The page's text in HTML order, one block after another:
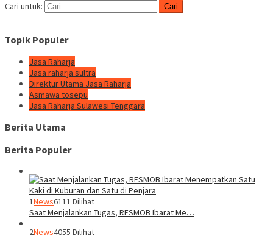
Cari untuk:
Topik Populer
Jasa Raharja
Jasa raharja sultra
Direktur Utama Jasa Raharja
Asmawa tosepu
Jasa Raharja Sulawesi Tenggara
Berita Utama
Berita Populer
1News6111 Dilihat
Saat Menjalankan Tugas, RESMOB Ibarat Me…
2News4055 Dilihat